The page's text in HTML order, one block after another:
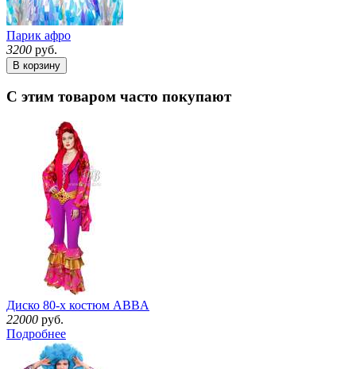
Парик афро
3200 руб.
В корзину
С этим товаром часто покупают
Диско 80-х костюм ABBA
22000 руб.
Подробнее